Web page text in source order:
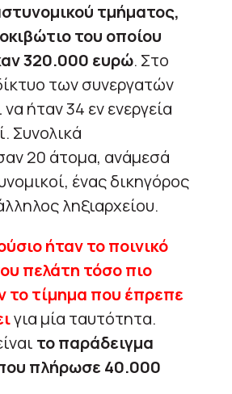
τμήματος,
του οποίου
320.000 ευρώ. Στο
των συνεργατών
ήταν 34 εν ενεργεία
Συνολικά
20 άτομα, ανάμεσά
ένας δικηγόρος
ληξιαρχείου.
ήταν το ποινικό
πελάτη τόσο πιο
το τίμημα που έπρεπε
για μία ταυτότητα.
το παράδειγμα
πλήρωσε 40.000